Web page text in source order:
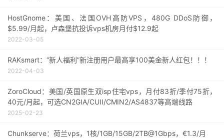
HostGnome：美国、法国OVH高防VPS，480G DDoS防御，
$5.99/月起，卢森堡抗投诉vps机房月付$12.9起
2022-03-05
RAKsmart：“新人福利”新注册用户最高享100美金新人红包！！！
2022-04-03
ZoroCloud：美国/英国原生双isp住宅vps，月付83折/季付75折，
40元/月起，可选CN2GIA/CUII/CMIN2/AS4837等高端线路
2025-02-23
Chunkserve：荷兰vps，1核/1GB/15GB/2TB@1Gbps，€1.3/月